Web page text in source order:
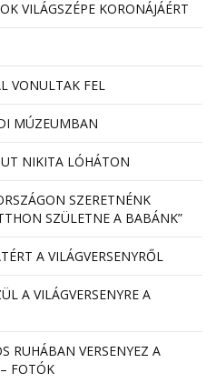
VILÁGSZÉPE KORONÁJÁÉRT
VONULTAK FEL
MÚZEUMBAN
NIKITA LÓHÁTON
SZERETNÉNK
SZÜLETNE A BABÁNK”
A VILÁGVERSENYRŐL
A VILÁGVERSENYRE A
RUHÁBAN VERSENYEZ A
FOTÓK